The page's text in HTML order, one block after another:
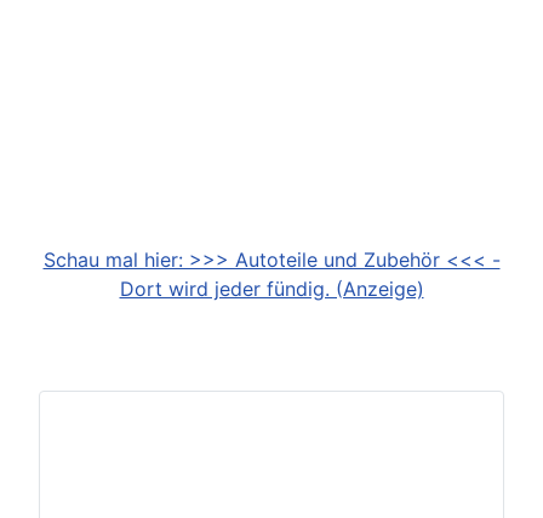
Schau mal hier: >>> Autoteile und Zubehör <<< -
Dort wird jeder fündig. (Anzeige)